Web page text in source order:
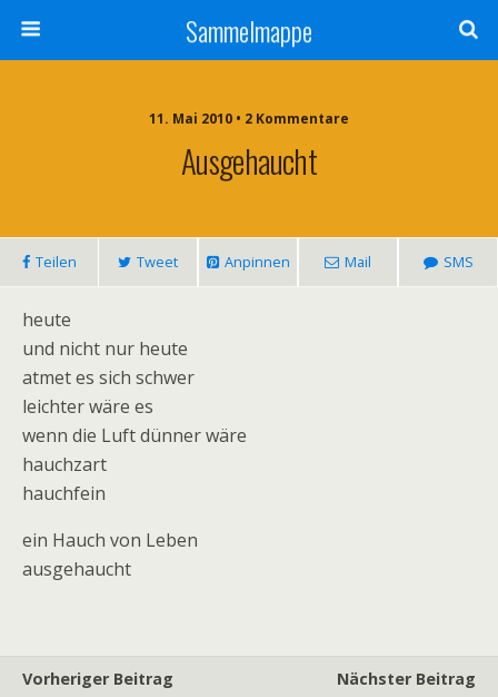
Sammelmappe
11. Mai 2010 • 2 Kommentare
Ausgehaucht
Teilen Tweet Anpinnen Mail SMS
heute
und nicht nur heute
atmet es sich schwer
leichter wäre es
wenn die Luft dünner wäre
hauchzart
hauchfein
ein Hauch von Leben
ausgehaucht
Vorheriger Beitrag
Nächster Beitrag